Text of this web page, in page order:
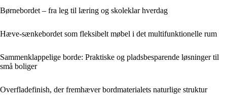
Børnebordet – fra leg til læring og skoleklar hverdag
Hæve-sænkebordet som fleksibelt møbel i det multifunktionelle rum
Sammenklappelige borde: Praktiske og pladsbesparende løsninger til
små boliger
Overfladefinish, der fremhæver bordmaterialets naturlige struktur